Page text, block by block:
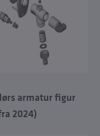
armatur figur
2024)